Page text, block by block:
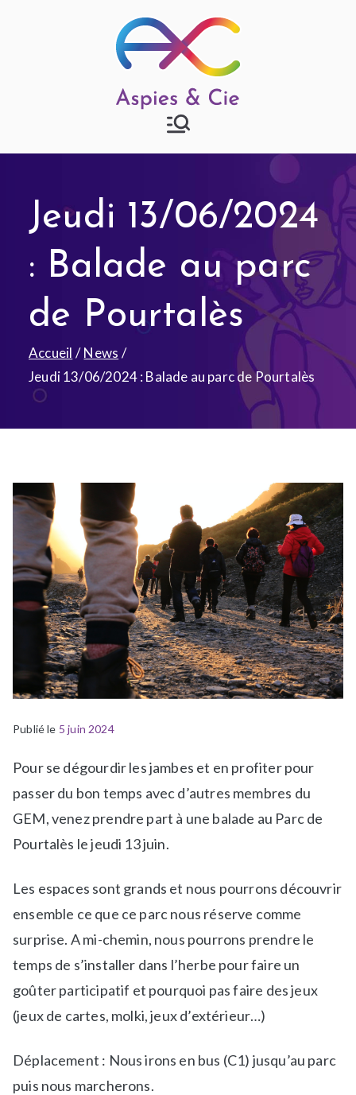
Aspies & Cie
Jeudi 13/06/2024
: Balade au parc
de Pourtalès
Accueil
News
Jeudi 13/06/2024 : Balade au parc de Pourtalès
Publié le 5 juin 2024
P
b
l
é
d
n
-
l
a
-
u
e
,
É
i
q
e
t
A
i
v
i
t
é
d
e
Pour se dégourdir les jambes et en profiter pour
passer du bon temps avec d’autres membres du
GEM, venez prendre part à une balade au Parc de
Pourtalès le jeudi 13 juin.
Les espaces sont grands et nous pourrons découvrir
ensemble ce que ce parc nous réserve comme
surprise. A mi-chemin, nous pourrons prendre le
temps de s’installer dans l’herbe pour faire un
goûter participatif et pourquoi pas faire des jeux
(jeux de cartes, molki, jeux d’extérieur…)
Déplacement : Nous irons en bus (C1) jusqu’au parc
puis nous marcherons.